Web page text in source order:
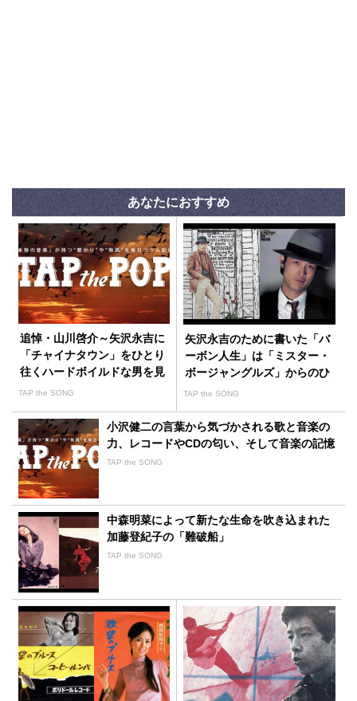
あなたにおすすめ
追悼・山川啓介～矢沢永吉に
「チャイナタウン」をひとり
往くハードボイルドな男を見
た作詞家
TAP the SONG
矢沢永吉のために書いた「バ
ーボン人生」は「ミスター・
ボージャングルズ」からのひ
らめき
TAP the SONG
小沢健二の言葉から気づかされる歌と音楽の
力、レコードやCDの匂い、そして音楽の記憶
TAP the SONG
中森明菜によって新たな生命を吹き込まれた
加藤登紀子の「難破船」
TAP the SONG